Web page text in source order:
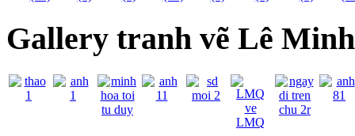
Gallery tranh vẽ Lê